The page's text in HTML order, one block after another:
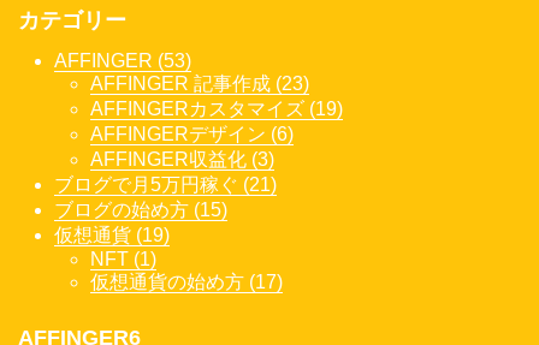
カテゴリー
AFFINGER (53)
AFFINGER 記事作成 (23)
AFFINGERカスタマイズ (19)
AFFINGERデザイン (6)
AFFINGER収益化 (3)
ブログで月5万円稼ぐ (21)
ブログの始め方 (15)
仮想通貨 (19)
NFT (1)
仮想通貨の始め方 (17)
AFFINGER6